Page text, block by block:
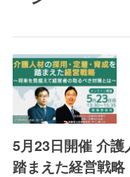
5月23日開催 介
踏まえた経営戦